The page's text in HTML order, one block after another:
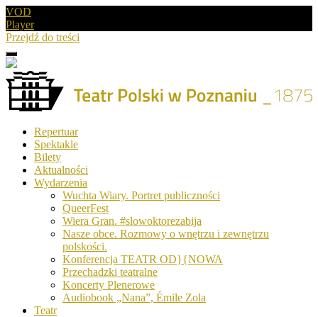
VOD
Player
Przejdź do treści
Menu
Drugie
logo
Teatr
Polski
Poznaniu
Repertuar
Spektakle
Bilety
Aktualności
Wydarzenia
Wuchta Wiary. Portret publiczności
QueerFest
Wiera Gran. #slowoktorezabija
Nasze obce. Rozmowy o wnętrzu i zewnętrzu
polskości.
Konferencja TEATR OD}{NOWA
Przechadzki teatralne
Koncerty Plenerowe
Audiobook „Nana”, Émile Zola
Teatr